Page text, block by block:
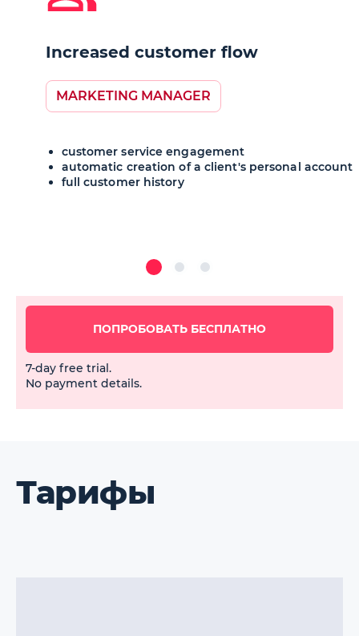
Increased customer flow
MARKETING MANAGER
customer service engagement
automatic creation of a client's personal account
full customer history
ПОПРОБОВАТЬ БЕСПЛАТНО
7-day free trial.
No payment details.
Тарифы